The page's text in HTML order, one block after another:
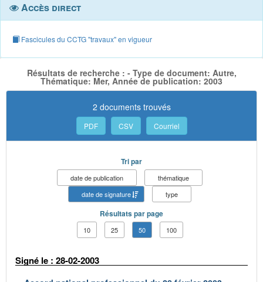
Accès direct
Fascicules du CCTG "travaux" en vigueur
Résultats de recherche : - Type de document: Autre,
Thématique: Mer, Année de publication: 2003
2 documents trouvés
PDF CSV Courriel
Tri par
date de publication
thématique
date de signature
type
Résultats par page
10 25 50 100
Signé le : 28-02-2003